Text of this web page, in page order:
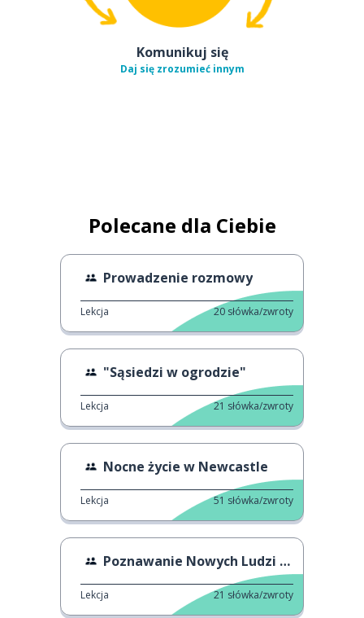
Komunikuj się
Daj się zrozumieć innym
Polecane dla Ciebie
Prowadzenie rozmowy
Lekcja 20 słówka/zwroty
"Sąsiedzi w ogrodzie"
Lekcja 21 słówka/zwroty
Nocne życie w Newcastle
Lekcja 51 słówka/zwroty
Poznawanie Nowych Ludzi w Szkole
Lekcja 21 słówka/zwroty